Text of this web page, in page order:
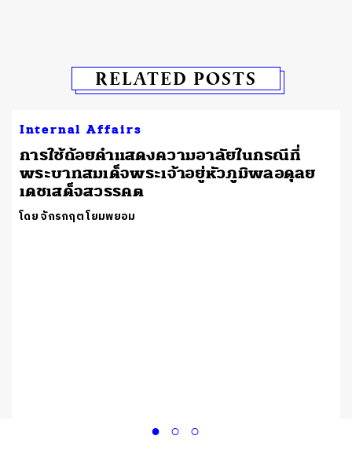
RELATED POSTS
Internal Affairs
การใช้ถ้อยคำแสดงความอาลัยในกรณีที่
พระบาทสมเด็จพระเจ้าอยู่หัวภูมิพลอดุลย
เดชเสด็จสวรรคต
โดย จักรกฤต โยมพยอม